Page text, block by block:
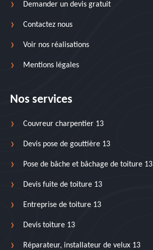
Demander un devis gratuit
Contactez nous
Voir nos réalisations
Mentions légales
Nos services
Couvreur charpentier 13
Devis pose de gouttière 13
Pose de bâche et bâchage de toiture 13
Devis fuite de toiture 13
Entreprise de toiture 13
Devis toiture 13
Réparateur, installateur de velux 13